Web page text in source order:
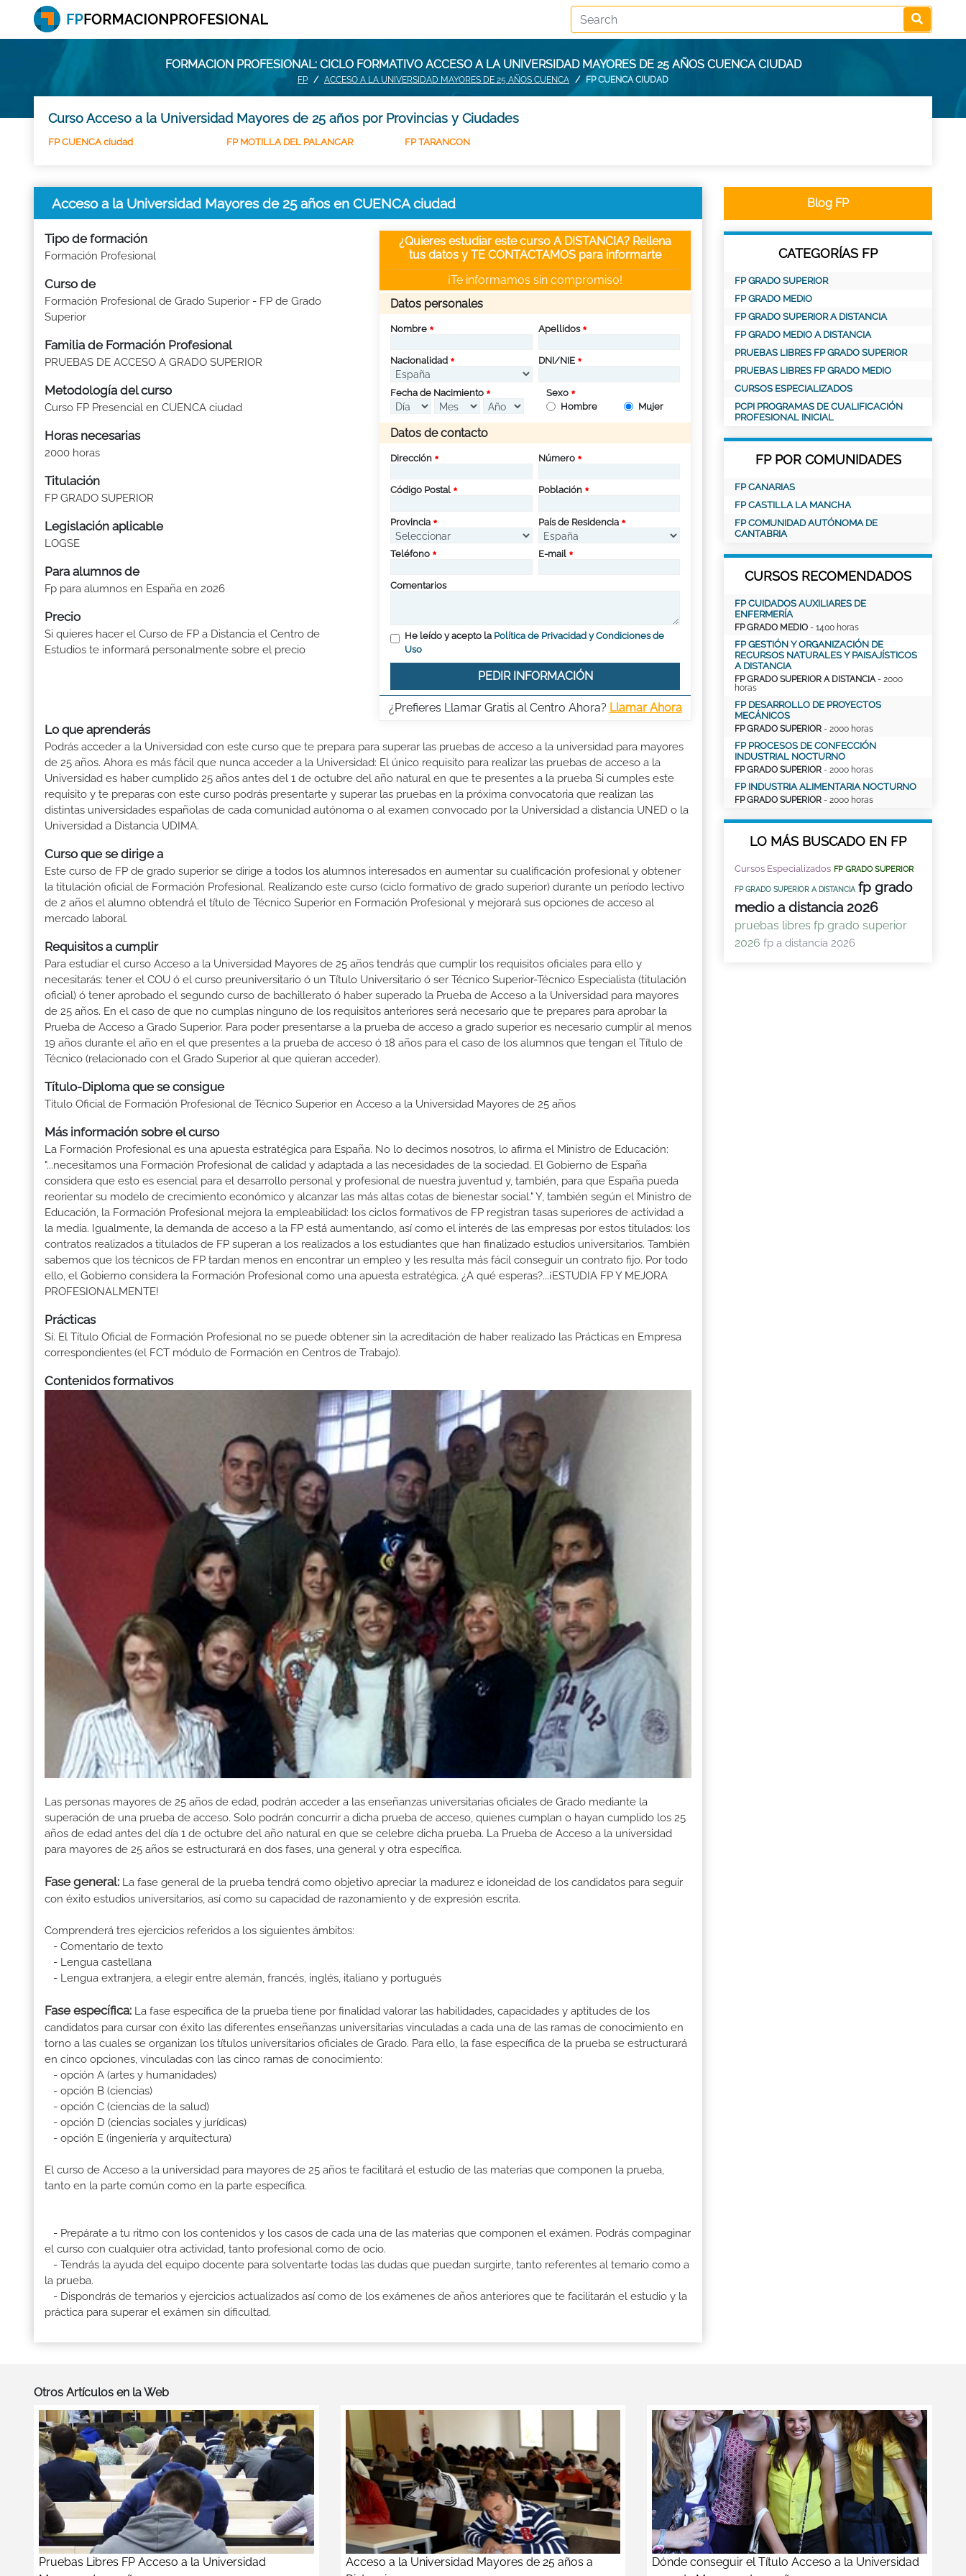
FORMACION PROFESIONAL: CICLO FORMATIVO ACCESO A LA UNIVERSIDAD MAYORES DE 25 AÑOS CUENCA CIUDAD
FP ACCESO A LA UNIVERSIDAD MAYORES DE 25 AÑOS CUENCA FP CUENCA CIUDAD
Curso Acceso a la Universidad Mayores de 25 años por Provincias y Ciudades
FP CUENCA ciudad FP MOTILLA DEL PALANCAR FP TARANCON
Acceso a la Universidad Mayores de 25 años en CUENCA ciudad
Tipo de formación
Formación Profesional
Curso de
Formación Profesional de Grado Superior - FP de Grado
Superior
Familia de Formación Profesional
PRUEBAS DE ACCESO A GRADO SUPERIOR
Metodología del curso
Curso FP Presencial en CUENCA ciudad
Horas necesarias
2000 horas
Titulación
FP GRADO SUPERIOR
Legislación aplicable
LOGSE
Para alumnos de
Fp para alumnos en España en 2026
Precio
Si quieres hacer el Curso de FP a Distancia el Centro de
Estudios te informará personalmente sobre el precio
¿Quieres estudiar este curso A DISTANCIA? Rellena
tus datos y TE CONTACTAMOS para informarte
¡Te informamos sin compromiso!
Datos personales
Nombre Apellidos
Nacionalidad DNI/NIE
Fecha de Nacimiento
Sexo
Hombre
Mujer
Datos de contacto
Dirección Número
Código Postal Población
Provincia País de Residencia
Teléfono E-mail
Comentarios
He leído y acepto la Política de Privacidad y Condiciones de
Uso
PEDIR INFORMACIÓN
¿Prefieres Llamar Gratis al Centro Ahora? Llamar Ahora
Lo que aprenderás
Podrás acceder a la Universidad con este curso que te prepara para superar las pruebas de acceso a la universidad para mayores
de 25 años. Ahora es más fácil que nunca acceder a la Universidad: El único requisito para realizar las pruebas de acceso a la
Universidad es haber cumplido 25 años antes del 1 de octubre del año natural en que te presentes a la prueba Si cumples este
requisito y te preparas con este curso podrás presentarte y superar las pruebas en la próxima convocatoria que realizan las
distintas universidades españolas de cada comunidad autónoma o al examen convocado por la Universidad a distancia UNED o la
Universidad a Distancia UDIMA.
Curso que se dirige a
Este curso de FP de grado superior se dirige a todos los alumnos interesados en aumentar su cualificación profesional y obtener
la titulación oficial de Formación Profesional. Realizando este curso (ciclo formativo de grado superior) durante un período lectivo
de 2 años el alumno obtendrá el título de Técnico Superior en Formación Profesional y mejorará sus opciones de acceso al
mercado laboral.
Requisitos a cumplir
Para estudiar el curso Acceso a la Universidad Mayores de 25 años tendrás que cumplir los requisitos oficiales para ello y
necesitarás: tener el COU ó el curso preuniversitario ó un Título Universitario ó ser Técnico Superior-Técnico Especialista (titulación
oficial) ó tener aprobado el segundo curso de bachillerato ó haber superado la Prueba de Acceso a la Universidad para mayores
de 25 años. En el caso de que no cumplas ninguno de los requisitos anteriores será necesario que te prepares para aprobar la
Prueba de Acceso a Grado Superior. Para poder presentarse a la prueba de acceso a grado superior es necesario cumplir al menos
19 años durante el año en el que presentes a la prueba de acceso ó 18 años para el caso de los alumnos que tengan el Título de
Técnico (relacionado con el Grado Superior al que quieran acceder).
Título-Diploma que se consigue
Título Oficial de Formación Profesional de Técnico Superior en Acceso a la Universidad Mayores de 25 años
Más información sobre el curso
La Formación Profesional es una apuesta estratégica para España. No lo decimos nosotros, lo afirma el Ministro de Educación:
"...necesitamos una Formación Profesional de calidad y adaptada a las necesidades de la sociedad. El Gobierno de España
considera que esto es esencial para el desarrollo personal y profesional de nuestra juventud y, también, para que España pueda
reorientar su modelo de crecimiento económico y alcanzar las más altas cotas de bienestar social." Y, también según el Ministro de
Educación, la Formación Profesional mejora la empleabilidad: los ciclos formativos de FP registran tasas superiores de actividad a
la media. Igualmente, la demanda de acceso a la FP está aumentando, así como el interés de las empresas por estos titulados: los
contratos realizados a titulados de FP superan a los realizados a los estudiantes que han finalizado estudios universitarios. También
sabemos que los técnicos de FP tardan menos en encontrar un empleo y les resulta más fácil conseguir un contrato fijo. Por todo
ello, el Gobierno considera la Formación Profesional como una apuesta estratégica. ¿A qué esperas?...¡ESTUDIA FP Y MEJORA
PROFESIONALMENTE!
Prácticas
Sí. El Título Oficial de Formación Profesional no se puede obtener sin la acreditación de haber realizado las Prácticas en Empresa
correspondientes (el FCT módulo de Formación en Centros de Trabajo).
Contenidos formativos
Las personas mayores de 25 años de edad, podrán acceder a las enseñanzas universitarias oficiales de Grado mediante la
superación de una prueba de acceso. Solo podrán concurrir a dicha prueba de acceso, quienes cumplan o hayan cumplido los 25
años de edad antes del día 1 de octubre del año natural en que se celebre dicha prueba. La Prueba de Acceso a la universidad
para mayores de 25 años se estructurará en dos fases, una general y otra específica.
Fase general: La fase general de la prueba tendrá como objetivo apreciar la madurez e idoneidad de los candidatos para seguir
con éxito estudios universitarios, así como su capacidad de razonamiento y de expresión escrita.
Comprenderá tres ejercicios referidos a los siguientes ámbitos:
- Comentario de texto
- Lengua castellana
- Lengua extranjera, a elegir entre alemán, francés, inglés, italiano y portugués
Fase específica: La fase específica de la prueba tiene por finalidad valorar las habilidades, capacidades y aptitudes de los
candidatos para cursar con éxito las diferentes enseñanzas universitarias vinculadas a cada una de las ramas de conocimiento en
torno a las cuales se organizan los títulos universitarios oficiales de Grado. Para ello, la fase específica de la prueba se estructurará
en cinco opciones, vinculadas con las cinco ramas de conocimiento:
- opción A (artes y humanidades)
- opción B (ciencias)
- opción C (ciencias de la salud)
- opción D (ciencias sociales y jurídicas)
- opción E (ingeniería y arquitectura)
El curso de Acceso a la universidad para mayores de 25 años te facilitará el estudio de las materias que componen la prueba,
tanto en la parte común como en la parte específica.
- Prepárate a tu ritmo con los contenidos y los casos de cada una de las materias que componen el exámen. Podrás compaginar
el curso con cualquier otra actividad, tanto profesional como de ocio.
- Tendrás la ayuda del equipo docente para solventarte todas las dudas que puedan surgirte, tanto referentes al temario como a
la prueba.
- Dispondrás de temarios y ejercicios actualizados así como de los exámenes de años anteriores que te facilitarán el estudio y la
práctica para superar el exámen sin dificultad.
Blog FP
CATEGORÍAS FP
FP GRADO SUPERIOR
FP GRADO MEDIO
FP GRADO SUPERIOR A DISTANCIA
FP GRADO MEDIO A DISTANCIA
PRUEBAS LIBRES FP GRADO SUPERIOR
PRUEBAS LIBRES FP GRADO MEDIO
CURSOS ESPECIALIZADOS
PCPI PROGRAMAS DE CUALIFICACIÓN
PROFESIONAL INICIAL
FP POR COMUNIDADES
FP CANARIAS
FP CASTILLA LA MANCHA
FP COMUNIDAD AUTÓNOMA DE
CANTABRIA
CURSOS RECOMENDADOS
FP CUIDADOS AUXILIARES DE
ENFERMERÍA
FP GRADO MEDIO - 1400 horas
FP GESTIÓN Y ORGANIZACIÓN DE
RECURSOS NATURALES Y PAISAJÍSTICOS
A DISTANCIA
FP GRADO SUPERIOR A DISTANCIA- 2000
horas
FP DESARROLLO DE PROYECTOS
MECÁNICOS
FP GRADO SUPERIOR - 2000 horas
FP PROCESOS DE CONFECCIÓN
INDUSTRIAL NOCTURNO
FP GRADO SUPERIOR - 2000 horas
FP INDUSTRIA ALIMENTARIA NOCTURNO
FP GRADO SUPERIOR - 2000 horas
LO MÁS BUSCADO EN FP
Cursos Especializados FP GRADO SUPERIOR
FP GRADO SUPERIOR A DISTANCIA fp grado
medio a distancia 2026
pruebas libres fp grado superior
2026 fp a distancia 2026
Otros Artículos en la Web
Pruebas Libres FP Acceso a la Universidad
Acceso a la Universidad Mayores de 25 años a
Dónde conseguir el Título Acceso a la Universidad